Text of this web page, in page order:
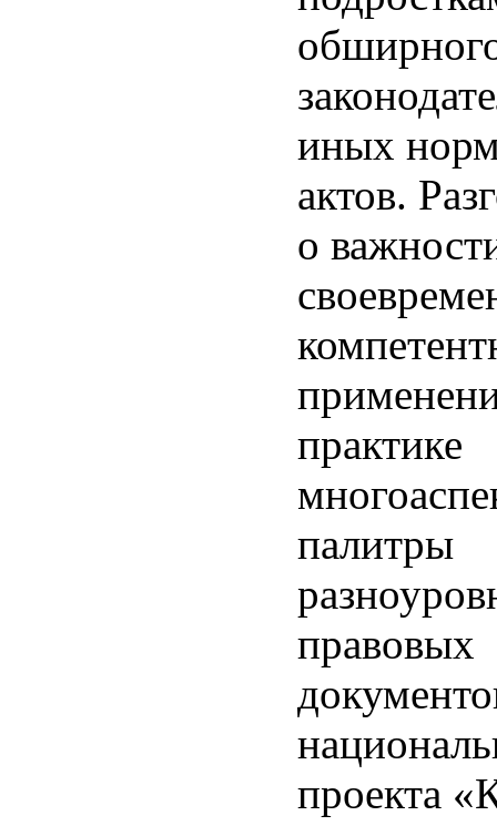
иных
актов.
о
практике
палитры
правовых
проекта